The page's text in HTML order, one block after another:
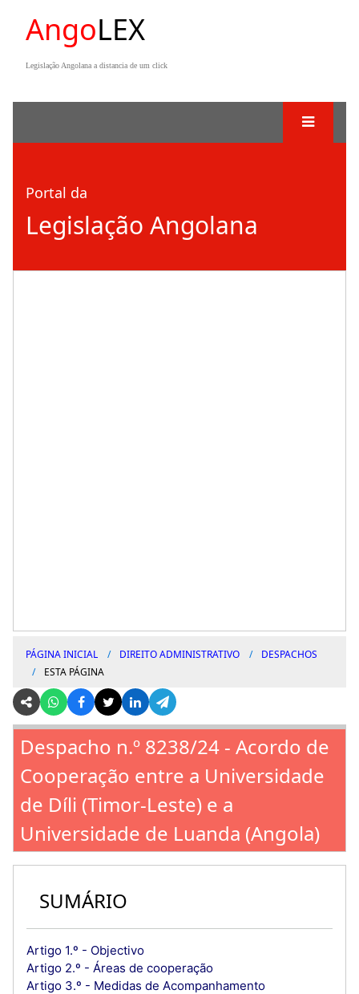
AngoLEX
Legislação Angolana a distancia de um click
Portal da
Legislação Angolana
PÁGINA INICIAL DIREITO ADMINISTRATIVO
DESPACHOS
ESTA PÁGINA
Despacho n.º 8238/24 - Acordo de
Cooperação entre a Universidade
de Díli (Timor-Leste) e a
Universidade de Luanda (Angola)
SUMÁRIO
Artigo 1.º - Objectivo
Artigo 2.º - Áreas de cooperação
Artigo 3.º - Medidas de Acompanhamento